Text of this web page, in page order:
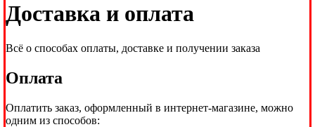
Доставка и оплата
Всё о способах оплаты, доставке и получении заказа
Оплата
Оплатить заказ, оформленный в интернет-магазине, можно
одним из способов: